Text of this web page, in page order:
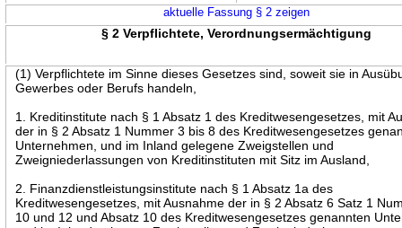
aktuelle Fassung § 2 zeigen
§ 2 Verpflichtete, Verordnungsermächtigung
(1) Verpflichtete im Sinne dieses Gesetzes sind, soweit sie in
Gewerbes oder Berufs handeln,
1. Kreditinstitute nach § 1 Absatz 1 des Kreditwesengesetzes, mit
der in § 2 Absatz 1 Nummer 3 bis 8 des Kreditwesengesetzes
Unternehmen, und im Inland gelegene Zweigstellen und
Zweigniederlassungen von Kreditinstituten mit Sitz im Ausland,
2. Finanzdienstleistungsinstitute nach § 1 Absatz 1a des
Kreditwesengesetzes, mit Ausnahme der in § 2 Absatz 6 Satz 1
10 und 12 und Absatz 10 des Kreditwesengesetzes genannten